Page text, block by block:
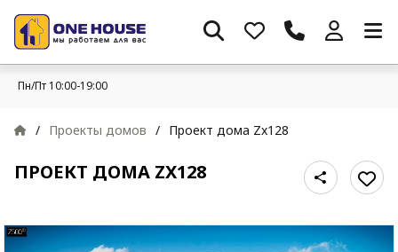
Пн/Пт 10:00-19:00
/ Проекты домов / Проект дома Zx128
ПРОЕКТ ДОМА ZX128